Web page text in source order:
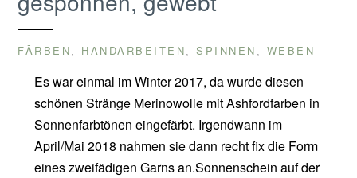
FÄRBEN HANDARBEITEN ,SPINNEN WEBEN
Es war einmal im Winter 2017, da wurde diesen
schönen Stränge Merinowolle mit Ashfordfarben in
Sonnenfarbtönen eingefärbt. Irgendwann im
April/Mai 2018 nahmen sie dann recht fix die Form
eines zweifädigen Garns an.Sonnenschein auf der